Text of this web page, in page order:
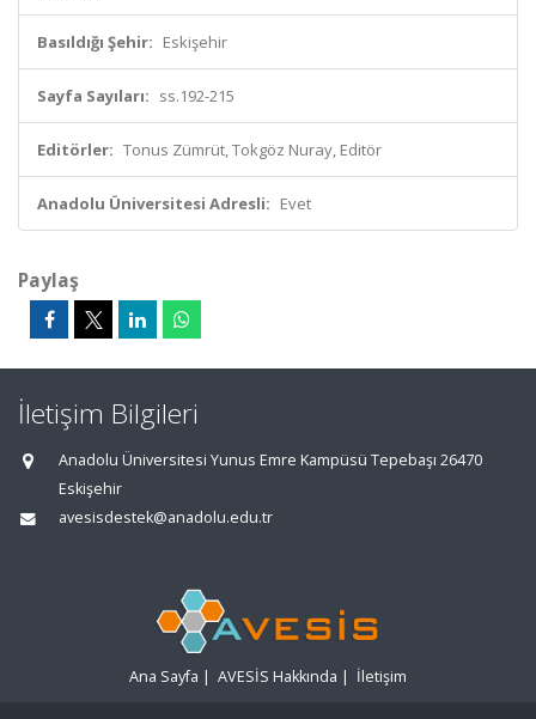
Basıldığı Şehir: Eskişehir
Sayfa Sayıları: ss.192-215
Editörler: Tonus Zümrüt, Tokgöz Nuray, Editör
Anadolu Üniversitesi Adresli: Evet
Paylaş
İletişim Bilgileri
Anadolu Üniversitesi Yunus Emre Kampüsü Tepebaşı 26470
Eskişehir
avesisdestek@anadolu.edu.tr
Ana Sayfa | AVESİS Hakkında | İletişim